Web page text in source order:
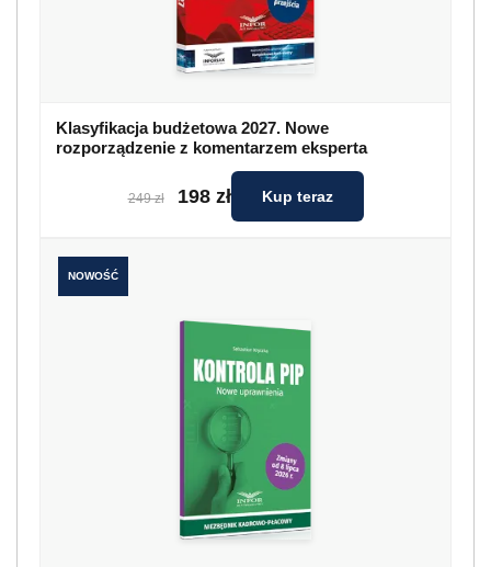
Klasyfikacja budżetowa 2027. Nowe
rozporządzenie z komentarzem eksperta
249 zł 198 zł Kup teraz
NOWOŚĆ